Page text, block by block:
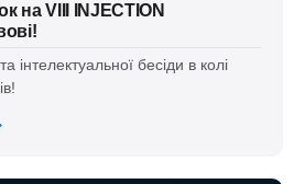
на VIIІ INJECTION
інтелектуальної бесіди в колі